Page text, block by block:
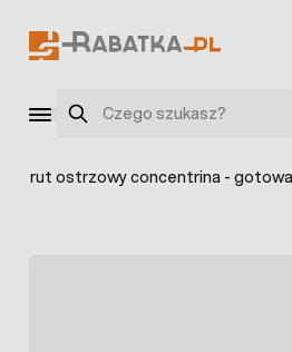
Szukaj
Drut ostrzowy concentrina -